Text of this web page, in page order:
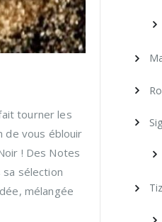
tourner les
de vous éblouir
! Des Notes
sélection
mélangée